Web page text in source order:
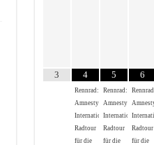
3 4
Rennrad:
Amnesty
International
Radtour
für die
5
Rennrad:
Amnesty
International
Radtour
für die
6
Radtour
für die